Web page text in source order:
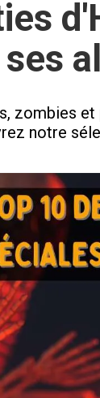
zombies
notre